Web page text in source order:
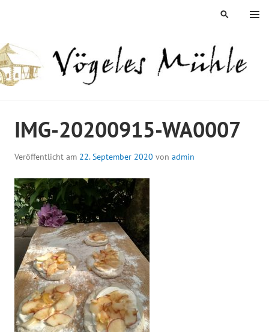
MENÜ
SUCHEN
IMG-20200915-WA0007
Veröffentlicht am 22. September 2020 von admin